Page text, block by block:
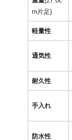
m片足)
軽量性
通気性
耐久性
手入れ
防水性